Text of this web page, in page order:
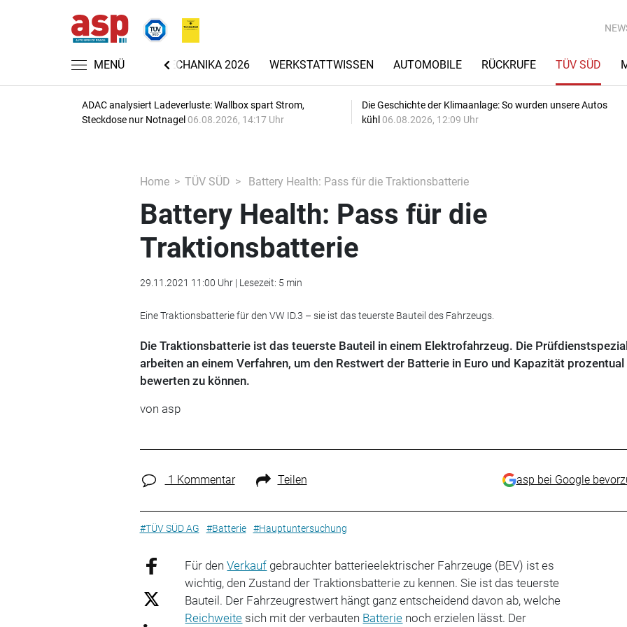
MENÜ
NACHRICHTEN AUTOMECHANIKA 2026 WERKSTATTWISSEN AUTOMOBILE RÜCKRUFE TÜV SÜD
ADAC analysiert Ladeverluste: Wallbox spart Strom,
Steckdose nur Notnagel 06.08.2026, 14:17 Uhr
Die Geschichte der Klimaanlage: So wurden unsere Autos
kühl 06.08.2026, 12:09 Uhr
Home TÜV SÜD Battery Health: Pass für die Traktionsbatterie
Battery Health: Pass für die
Traktionsbatterie
29.11.2021 11:00 Uhr | Lesezeit: 5 min
Eine Traktionsbatterie für den VW ID.3 – sie ist das teuerste Bauteil des Fahrzeugs.
Die Traktionsbatterie ist das teuerste Bauteil in einem Elektrofahrzeug. Die
arbeiten an einem Verfahren, um den Restwert der Batterie in Euro und Kapazität prozentual
bewerten zu können.
von asp
1 Kommentar Teilen asp bei Google
#TÜV SÜD AG #Batterie #Hauptuntersuchung
Für denVerkauf gebrauchter batterieelektrischer Fahrzeuge (BEV) ist es
wichtig, den Zustand der Traktionsbatterie zu kennen. Sie ist das teuerste
Bauteil. Der Fahrzeugrestwert hängt ganz entscheidend davon ab, welche
Reichweite sich mit der verbauten Batterie noch erzielen lässt. Der